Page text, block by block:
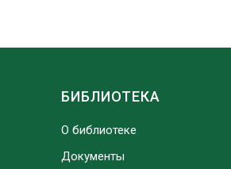
БИБЛИОТЕКА
О библиотеке
Документы